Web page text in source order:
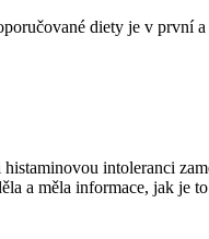
diety je v první
intoleranci
a měla informace, jak je